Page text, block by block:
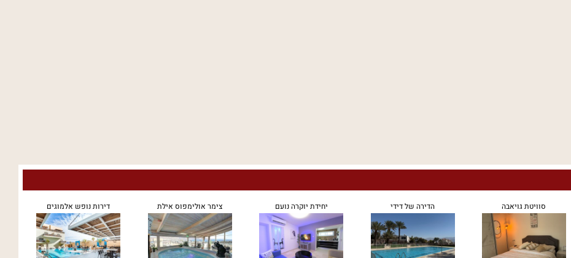
סוויטת גויאבה הדירה של דידי יחידת יוקרה נועם צימר אולימפוס אילת דירות נופש אלמוגים